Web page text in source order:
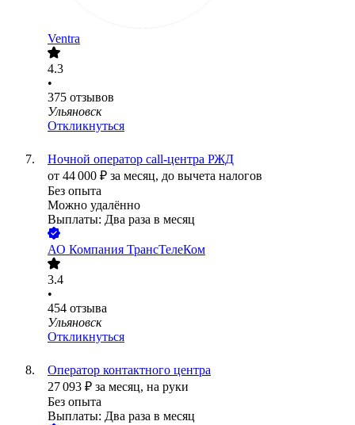
Ventra
4.3
•
375 отзывов
Ульяновск
Откликнуться
Ночной оператор call-центра РЖД
от 44 000 ₽ за месяц, до вычета налогов
Без опыта
Можно удалённо
Выплаты: Два раза в месяц
АО Компания ТрансТелеКом
3.4
•
454 отзыва
Ульяновск
Откликнуться
Оператор контактного центра
27 093 ₽ за месяц, на руки
Без опыта
Выплаты: Два раза в месяц